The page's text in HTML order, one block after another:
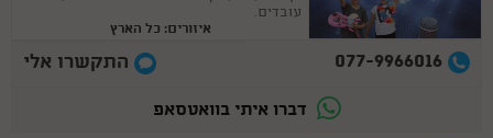
עובדים.
איזורים: כל הארץ
077-9966016 התקשרו אלי
דברו איתי בוואטסאפ